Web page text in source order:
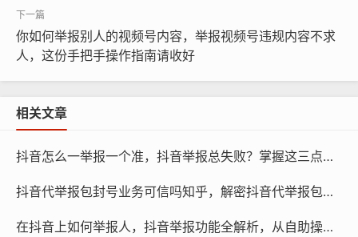
分享出来再点开，如果提示“该作品不存在”或“因违反社区
号，可以尝试搜索对方用户名，若显示“该用户已注销”或
“该账号因违规已被封禁”，就意味着处理已经落地，但如
化。
你如何举报别人的视频号内容，举报视频号违规内容不求
人，这份手把手操作指南请收好
相关文章
抖音怎么一举报一个准，抖音举报总失败？掌握这三点核心逻辑，一举报一个准
抖音代举报包封号业务可信吗知乎，解密抖音代举报包封号业务，是灰色地带的捷径还是深不见底的陷阱？
在抖音上如何举报人，抖音举报功能全解析，从自助操作到专业维权，这些要点你必须知道